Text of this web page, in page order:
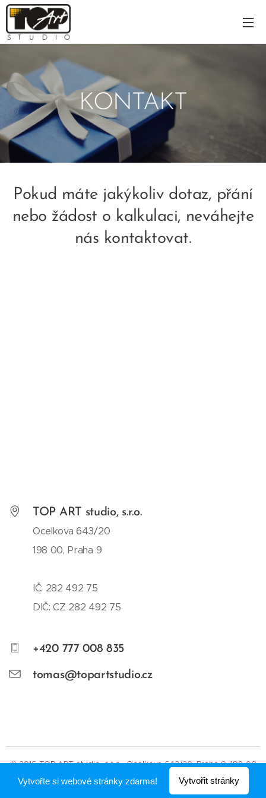
KONTAKT
Pokud máte jakýkoliv dotaz, přání
nebo žádost o kalkulaci, neváhejte
nás kontaktovat.
TOP ART studio, s.r.o.
Ocelkova 643/20
198 00, Praha 9
IČ: 282 492 75
DIČ: CZ 282 492 75
+420 777 008 835
tomas@topartstudio.cz
© 2016 TOP ART studio, s.r.o., Ocelkova 643/20, Praha 9, 198 00
Vytvořeno službouWebnode
Vytvořte si webové stránky zdarma! Vytvořit stránky